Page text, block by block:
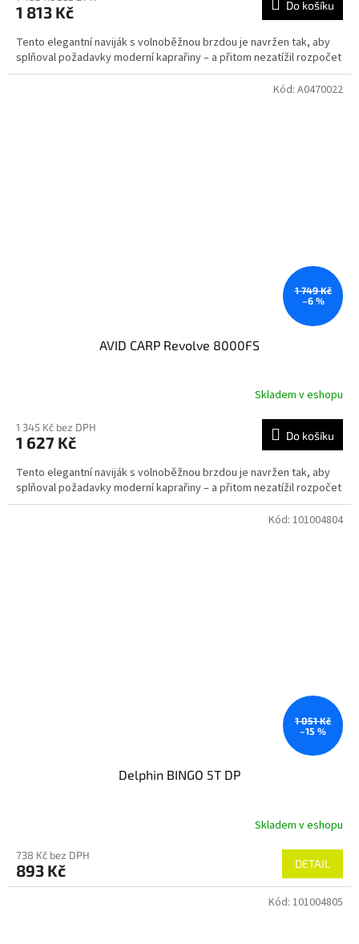
1 813 Kč Do košíku
Tento elegantní naviják s volnoběžnou brzdou je navržen tak, aby
splňoval požadavky moderní kaprařiny – a přitom nezatížil rozpočet
1 749 Kč
–6 %
AVID CARP Revolve 8000FS
Skladem v eshopu
1 345 Kč bez DPH
1 627 Kč Do košíku
Tento elegantní naviják s volnoběžnou brzdou je navržen tak, aby
splňoval požadavky moderní kaprařiny – a přitom nezatížil rozpočet
Kód: A0470022
1 051 Kč
–15 %
Delphin BINGO 5T DP
Skladem v eshopu
738 Kč bez DPH
893 Kč DETAIL
Kód: 101004804
Kód: 101004805